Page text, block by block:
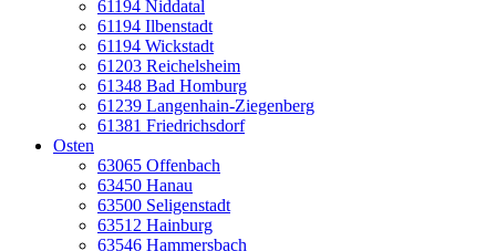
61194 Niddatal
61194 Ilbenstadt
61194 Wickstadt
61203 Reichelsheim
61348 Bad Homburg
61239 Langenhain-Ziegenberg
61381 Friedrichsdorf
Osten
63065 Offenbach
63450 Hanau
63500 Seligenstadt
63512 Hainburg
63546 Hammersbach